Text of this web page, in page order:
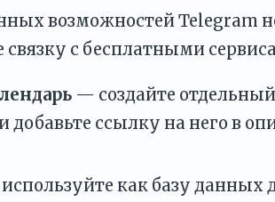
возможностей Telegram
связку с бесплатными
— создайте
добавьте ссылку на него в
как базу данных